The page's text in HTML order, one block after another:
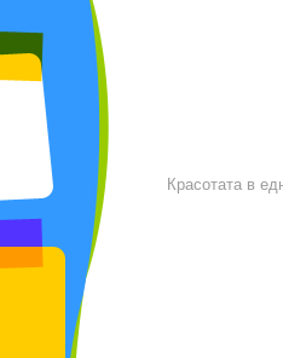
Красотата в